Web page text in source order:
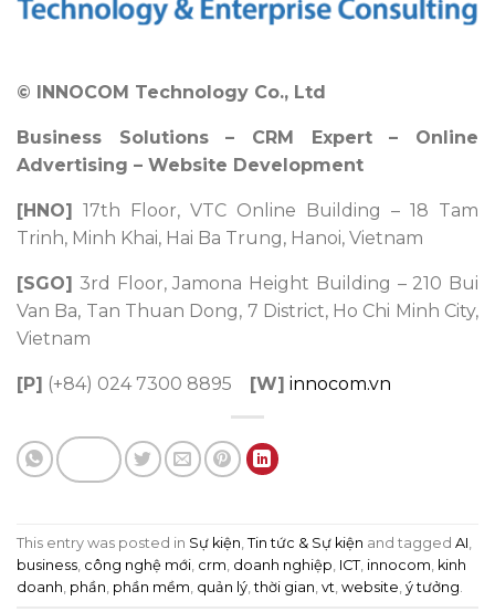
© INNOCOM Technology Co., Ltd
Business Solutions – CRM Expert – Online
Advertising – Website Development
[HNO] 17th Floor, VTC Online Building – 18 Tam
Trinh, Minh Khai, Hai Ba Trung, Hanoi, Vietnam
[SGO] 3rd Floor, Jamona Height Building – 210 Bui
Van Ba, Tan Thuan Dong, 7 District, Ho Chi Minh City,
Vietnam
[P] (+84) 024 7300 8895 [W] innocom.vn
This entry was posted in Sự kiện Tin tức & Sự kiện and tagged AI
business công nghệ mới crm doanh nghiệp ICT, innocom kinh
doanh phần phần mềm quản lý ,thời gian vt website ý tưởng